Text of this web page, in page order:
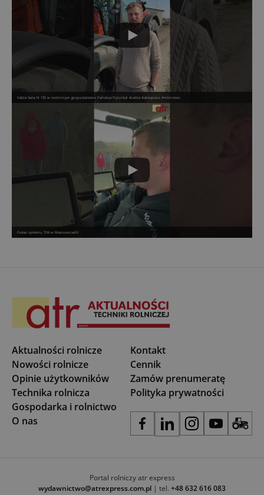
Valtra Serie N 135 w rodzinnym gospodarstwie Państwa Pszonka! #valtra #atrexpress #rolnictwo
Pokaz systemu TIM w Braszowicach!
Aktualności rolnicze
Nowości rolnicze
Opinie użytkowników
Technika rolnicza
Gospodarka i rolnictwo
O nas
Kontakt
Cennik
Zamów prenumeratę
Polityka prywatności
Portal rolniczy atr express
wydawnictwo@atrexpress.com.pl | tel. +48 632 616 083